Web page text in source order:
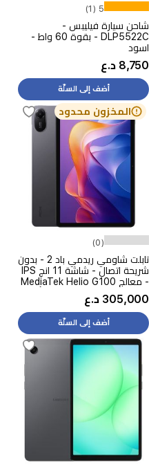
5 (1)
شاحن سيارة فيليبس -
DLP5522C - بقوة 60 واط -
اسود
8,750 د.ع
أضف إلى السلّة
المخزون محدود
(0)
تابلت شاومي ريدمي باد 2 - بدون
شريحة اتصال - شاشة 11 انج IPS
- معالج MediaTek Helio G100
شحن 18 واط
305,000 د.ع
أضف إلى السلّة